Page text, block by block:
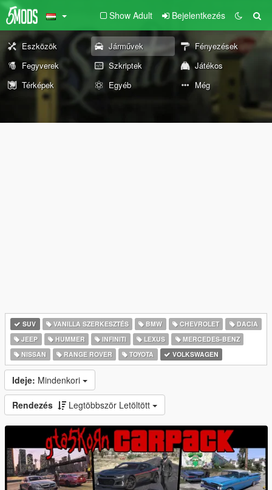
Show Adult Bejelentkezés
Eszközök Járművek
Fényezések
Fegyverek
Szkriptek
Játékos
Térképek
Egyéb Még
SUV VANILLA SZERKESZTÉS BMW CHEVROLET
DACIA
JEEP
HUMMER INFINITI LEXUS
MERCEDES-BENZ
NISSAN
RANGE ROVER TOYOTA VOLKSWAGEN
Ideje: Mindenkori
Rendezés Legtöbbször Letöltött